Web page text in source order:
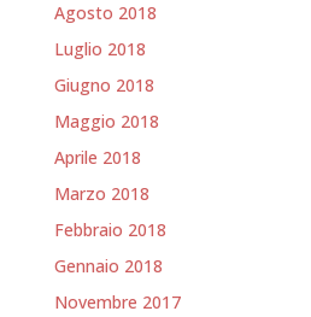
Agosto 2018
Luglio 2018
Giugno 2018
Maggio 2018
Aprile 2018
Marzo 2018
Febbraio 2018
Gennaio 2018
Novembre 2017